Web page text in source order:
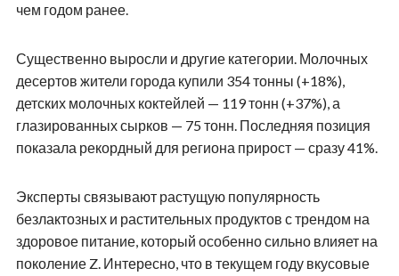
чем годом ранее.
Существенно выросли и другие категории. Молочных
десертов жители города купили 354 тонны (+18%),
детских молочных коктейлей — 119 тонн (+37%), а
глазированных сырков — 75 тонн. Последняя позиция
показала рекордный для региона прирост — сразу 41%.
Эксперты связывают растущую популярность
безлактозных и растительных продуктов с трендом на
здоровое питание, который особенно сильно влияет на
поколение Z. Интересно, что в текущем году вкусовые